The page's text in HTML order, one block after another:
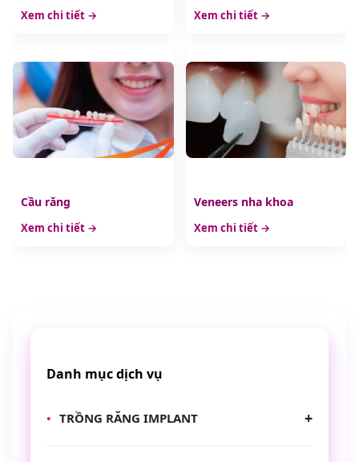
Danh mục dịch vụ
TRỒNG RĂNG IMPLANT
Xem chi tiết → Xem chi tiết →
Cầu răng
Xem chi tiết →
Veneers nha khoa
Xem chi tiết →